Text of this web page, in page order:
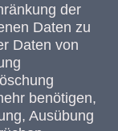
der
Daten zu
Daten von
benötigen,
Ausübung